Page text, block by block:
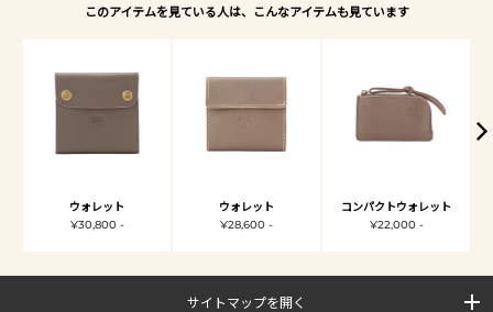
このアイテムを見ている人は、こんなアイテムも見ています
ウォレット
¥30,800 -
ウォレット
¥28,600 -
コンパクトウォレット
¥22,000 -
サイトマップを開く